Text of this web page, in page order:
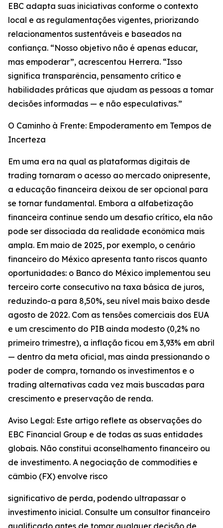
EBC adapta suas iniciativas conforme o contexto
local e as regulamentações vigentes, priorizando
relacionamentos sustentáveis e baseados na
confiança. “Nosso objetivo não é apenas educar,
mas empoderar”, acrescentou Herrera. “Isso
significa transparência, pensamento crítico e
habilidades práticas que ajudam as pessoas a tomar
decisões informadas — e não especulativas.”
O Caminho à Frente: Empoderamento em Tempos de
Incerteza
Em uma era na qual as plataformas digitais de
trading tornaram o acesso ao mercado onipresente,
a educação financeira deixou de ser opcional para
se tornar fundamental. Embora a alfabetização
financeira continue sendo um desafio crítico, ela não
pode ser dissociada da realidade econômica mais
ampla. Em maio de 2025, por exemplo, o cenário
financeiro do México apresenta tanto riscos quanto
oportunidades: o Banco do México implementou seu
terceiro corte consecutivo na taxa básica de juros,
reduzindo-a para 8,50%, seu nível mais baixo desde
agosto de 2022. Com as tensões comerciais dos EUA
e um crescimento do PIB ainda modesto (0,2% no
primeiro trimestre), a inflação ficou em 3,93% em abril
— dentro da meta oficial, mas ainda pressionando o
poder de compra, tornando os investimentos e o
trading alternativas cada vez mais buscadas para
crescimento e preservação de renda.
Aviso Legal: Este artigo reflete as observações do
EBC Financial Group e de todas as suas entidades
globais. Não constitui aconselhamento financeiro ou
de investimento. A negociação de commodities e
câmbio (FX) envolve risco
significativo de perda, podendo ultrapassar o
investimento inicial. Consulte um consultor financeiro